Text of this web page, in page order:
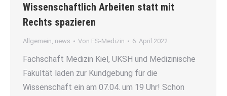
Wissenschaftlich Arbeiten statt mit
Rechts spazieren
Allgemein, news Von FS-Medizin 6. April 2022
Fachschaft Medizin Kiel, UKSH und Medizinische
Fakultät laden zur Kundgebung für die
Wissenschaft ein am 07.04. um 19 Uhr! Schon